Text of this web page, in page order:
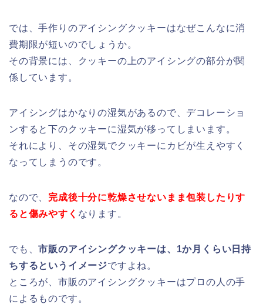
では、手作りのアイシングクッキーはなぜこんなに消
費期限が短いのでしょうか。
その背景には、クッキーの上のアイシングの部分が関
係しています。
アイシングはかなりの湿気があるので、デコレーショ
ンすると下のクッキーに湿気が移ってしまいます。
それにより、その湿気でクッキーにカビが生えやすく
なってしまうのです。
なので、 完成後十分に乾燥させないまま包装したりす
ると傷みやすく なります。
でも、市販のアイシングクッキーは、1か月くらい日持
ちするというイメージですよね。
ところが、市販のアイシングクッキーはプロの人の手
によるものです。